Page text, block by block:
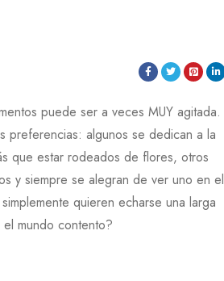
puede ser a veces MUY agitada.
preferencias: algunos se dedican a la
que estar rodeados de flores, otros
y siempre se alegran de ver uno en el
quieren echarse una larga
mundo contento?